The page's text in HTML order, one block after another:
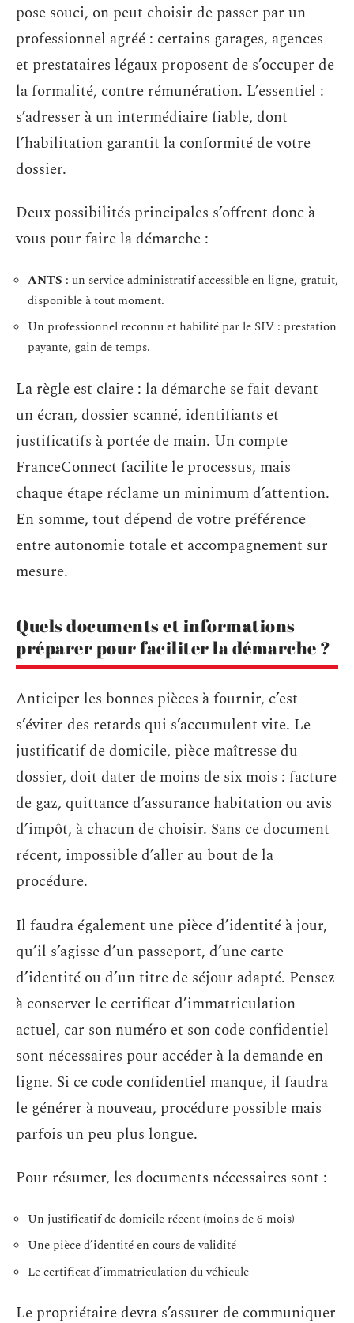
pose souci, on peut choisir de passer par un
professionnel agréé : certains garages, agences
et prestataires légaux proposent de s’occuper de
la formalité, contre rémunération. L’essentiel :
s’adresser à un intermédiaire fiable, dont
l’habilitation garantit la conformité de votre
dossier.
Deux possibilités principales s’offrent donc à
vous pour faire la démarche :
ANTS : un service administratif accessible en ligne, gratuit,
disponible à tout moment.
Un professionnel reconnu et habilité par le SIV : prestation
payante, gain de temps.
La règle est claire : la démarche se fait devant
un écran, dossier scanné, identifiants et
justificatifs à portée de main. Un compte
FranceConnect facilite le processus, mais
chaque étape réclame un minimum d’attention.
En somme, tout dépend de votre préférence
entre autonomie totale et accompagnement sur
mesure.
Quels documents et informations
préparer pour faciliter la démarche ?
Anticiper les bonnes pièces à fournir, c’est
s’éviter des retards qui s’accumulent vite. Le
justificatif de domicile, pièce maîtresse du
dossier, doit dater de moins de six mois : facture
de gaz, quittance d’assurance habitation ou avis
d’impôt, à chacun de choisir. Sans ce document
récent, impossible d’aller au bout de la
procédure.
Il faudra également une pièce d’identité à jour,
qu’il s’agisse d’un passeport, d’une carte
d’identité ou d’un titre de séjour adapté. Pensez
à conserver le certificat d’immatriculation
actuel, car son numéro et son code confidentiel
sont nécessaires pour accéder à la demande en
ligne. Si ce code confidentiel manque, il faudra
le générer à nouveau, procédure possible mais
parfois un peu plus longue.
Pour résumer, les documents nécessaires sont :
Un justificatif de domicile récent (moins de 6 mois)
Une pièce d’identité en cours de validité
Le certificat d’immatriculation du véhicule
Le propriétaire devra s’assurer de communiquer